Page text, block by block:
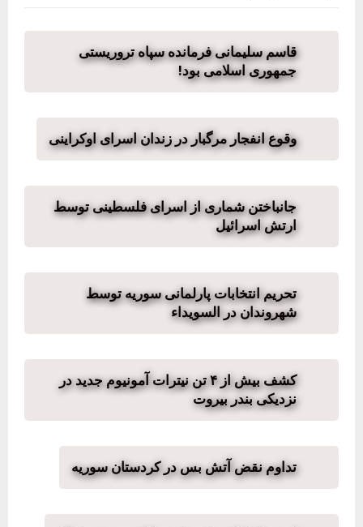
قاسم سلیمانی فرمانده سپاه تروریستی
جمهوری اسلامی بود!
وقوع انفجار مرگبار در زندان اسرای اوکراینی
جانباختن شماری از اسرای فلسطینی توسط
ارتش اسرائیل
تحریم انتخابات پارلمانی سوریه توسط
شهروندان در السویداء
کشف بیش از ۴ تن نیترات آمونیوم جدید در
نزدیکی بندر بیروت
تداوم نقض آتش بس در کردستان سوریه